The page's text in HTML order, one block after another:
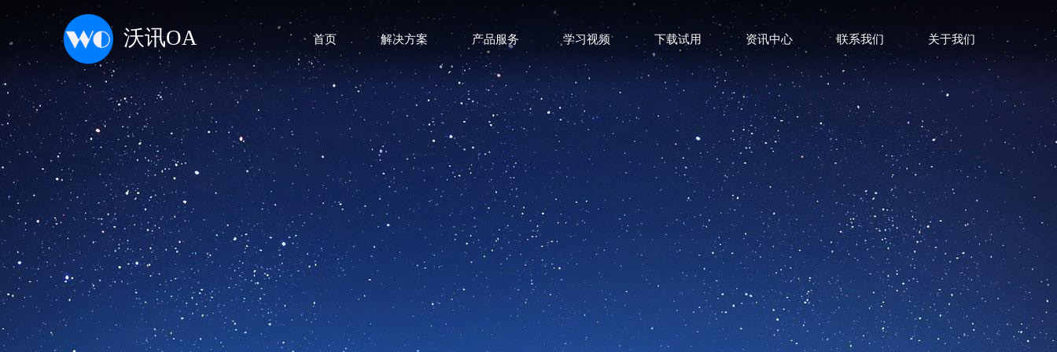
首页 解决方案 产品服务 学习视频 下载试用 资讯中心 联系我们 关于我们
沃讯OA